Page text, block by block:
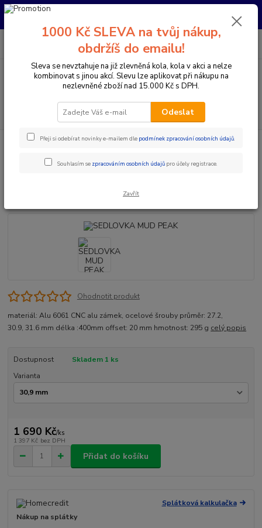
Pro nachystání kola / doplňků na prodejně si prosím zavolejte dopředu.
Menu
CZK
PO-PÁ 10:00-17:00 | SO: 9:00-12:00
Komponenty na kolo Sedlovky
Klasické sedlovky
Ohodnotit produkt
materiál: Alu 6061 CNC alu zámek, ocelové šrouby průměr: 27.2,
30.9, 31.6 mm délka :400mm offset: 20 mm hmotnost: 295 g celý popis
Dostupnost
Skladem 1 ks
Varianta
1 690 Kč/ks
1 397 Kč bez DPH
Přidat do košíku
Splátková kalkulačka
Nákup na splátky
1000 Kč SLEVA na tvůj nákup,
obdržíš do emailu!
Sleva se nevztahuje na již zlevněná kola, kola v akci a nelze
kombinovat s jinou akcí. Slevu lze aplikovat při nákupu na
nezlevněné zboží nad 15.000 Kč s DPH.
Odeslat
Přeji si odebírat novinky e-mailem dle podmínek zpracování osobních údajů.
Souhlasím se zpracováním osobních údajů pro účely registrace.
Zavřít